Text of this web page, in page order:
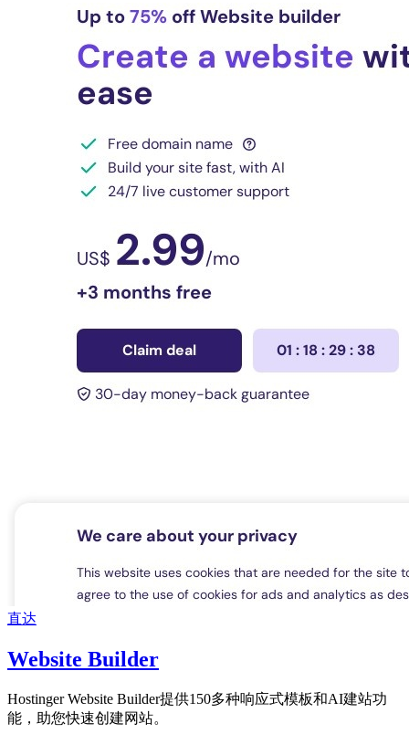
直达
Website Builder
Hostinger Website Builder提供150多种响应式模板和AI建站功
能，助您快速创建网站。